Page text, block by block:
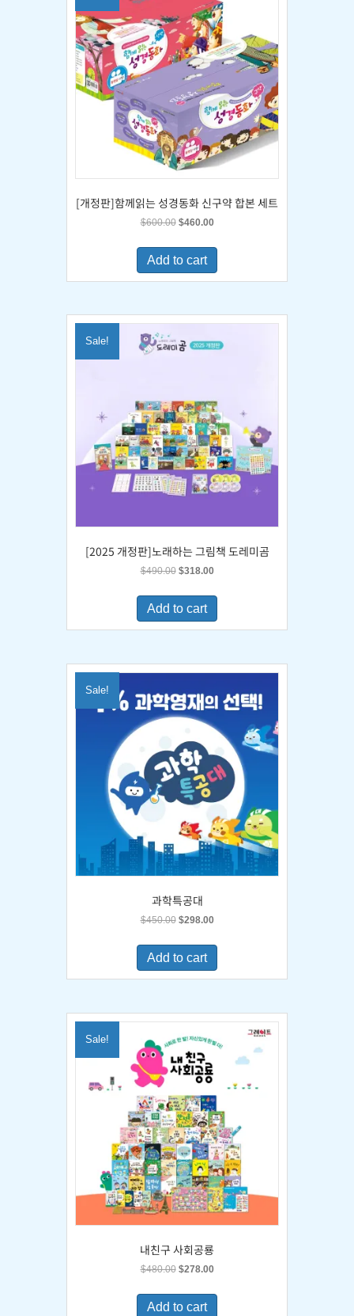
[개정판]함께읽는 성경동화 신구약 합본 세트
$600.00 Original
was:
$600.00.
$460.00Current
is:
Add to cart
Sale!
[2025 개정판]노래하는 그림책 도레미곰
$490.00 Original
was:
$490.00.
$318.00Current
is:
Add to cart
Sale!
과학특공대
$450.00 Original
was:
$450.00.
$298.00Current
is:
Add to cart
Sale!
내친구 사회공룡
$480.00 Original
was:
$480.00.
$278.00Current
is:
Add to cart